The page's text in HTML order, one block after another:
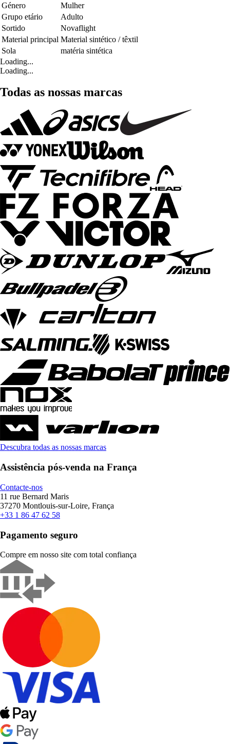
Género
Mulher
Grupo etário
Adulto
Sortido
Novaflight
Material principal Material sintético / têxtil
Sola
matéria sintética
Loading...
Loading...
Todas as nossas marcas
Descubra todas as nossas marcas
Assistência pós-venda na França
Contacte-nos
11 rue Bernard Maris
37270 Montlouis-sur-Loire, França
+33 1 86 47 62 58
Pagamento seguro
Compre em nosso site com total confiança